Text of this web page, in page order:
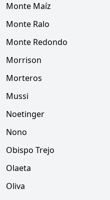
Monte Maíz
Monte Ralo
Monte Redondo
Morrison
Morteros
Mussi
Noetinger
Nono
Obispo Trejo
Olaeta
Oliva